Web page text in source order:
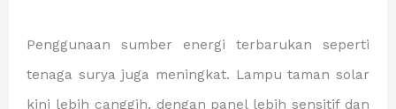
Penggunaan sumber energi terbarukan seperti
tenaga surya juga meningkat. Lampu taman solar
kini lebih canggih, dengan panel lebih sensitif dan